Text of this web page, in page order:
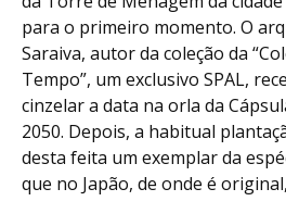
para o primeiro momento. O
Saraiva, autor da coleção da
Tempo”, um exclusivo SPAL,
cinzelar a data na orla da
2050. Depois, a habitual
desta feita um exemplar da
que no Japão, de onde é